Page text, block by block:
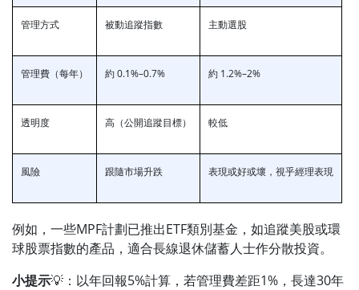
管理方式 被動追蹤指數 主動選股
管理費（每年） 約 0.1%–0.7% 約 1.2%–2%
透明度 高（公開追蹤目標） 較低
風險 跟隨市場升跌 表現或好或壞，視乎經理表現
例如，一些MPF計劃已推出ETF類別基金，如追蹤美股或環
球股票指數的產品，適合長線退休儲蓄人士作分散投資。
小提示💡：以年回報5%計算，若管理費差距1%，長達30年